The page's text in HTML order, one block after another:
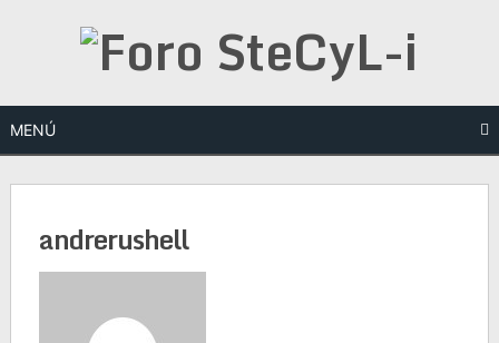
MENÚ
andrerushell